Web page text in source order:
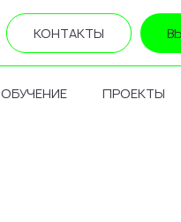
КОНТАКТЫ
ОБУЧЕНИЕ ПРОЕКТЫ